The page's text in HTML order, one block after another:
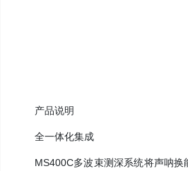
产品说明
全一体化集成
MS400C多波束测深系统将声呐